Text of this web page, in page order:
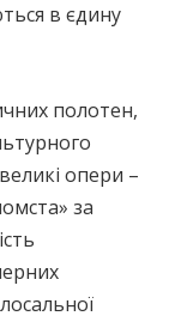
в єдину
полотен,
опери –
за